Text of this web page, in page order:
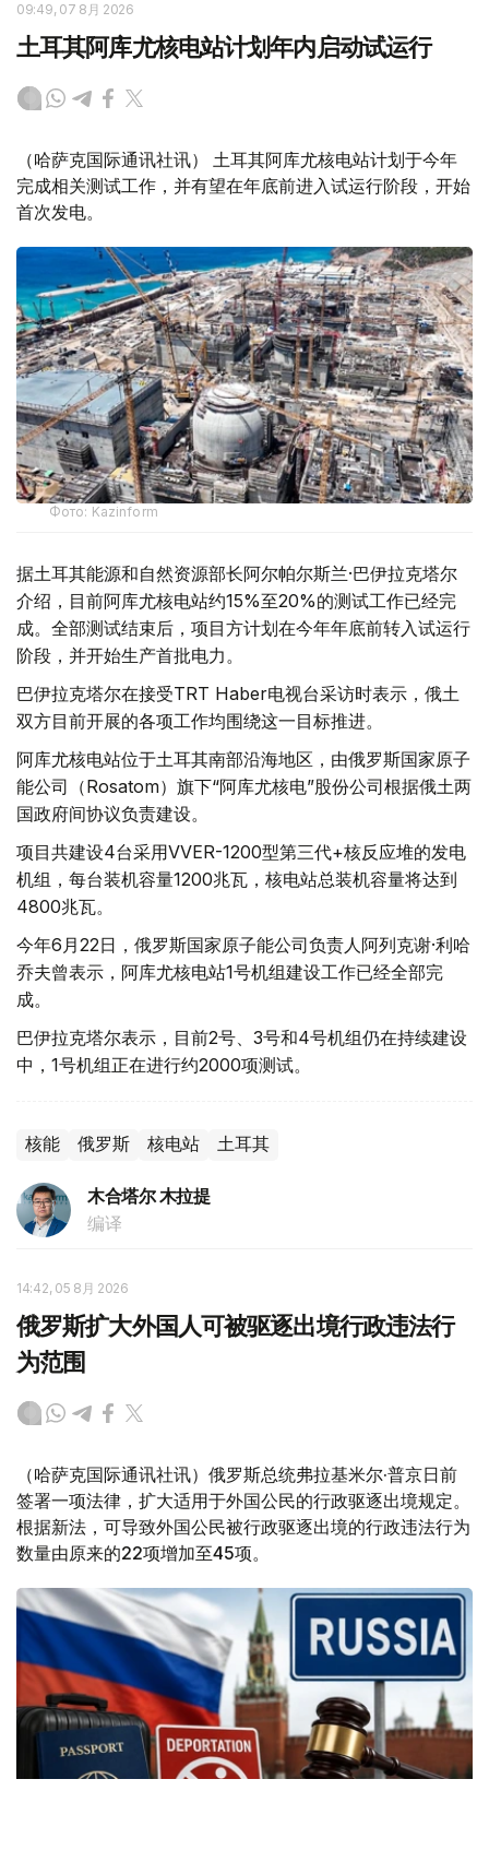
09:49, 07 8月 2026
土耳其阿库尤核电站计划年内启动试运行
（哈萨克国际通讯社讯） 土耳其阿库尤核电站计划于今年
完成相关测试工作，并有望在年底前进入试运行阶段，开始
首次发电。
Фото: Kazinform
据土耳其能源和自然资源部长阿尔帕尔斯兰·巴伊拉克塔尔
介绍，目前阿库尤核电站约15%至20%的测试工作已经完
成。全部测试结束后，项目方计划在今年年底前转入试运行
阶段，并开始生产首批电力。
巴伊拉克塔尔在接受TRT Haber电视台采访时表示，俄土
双方目前开展的各项工作均围绕这一目标推进。
阿库尤核电站位于土耳其南部沿海地区，由俄罗斯国家原子
能公司（Rosatom）旗下“阿库尤核电”股份公司根据俄土两
国政府间协议负责建设。
项目共建设4台采用VVER-1200型第三代+核反应堆的发电
机组，每台装机容量1200兆瓦，核电站总装机容量将达到
4800兆瓦。
今年6月22日，俄罗斯国家原子能公司负责人阿列克谢·利哈
乔夫曾表示，阿库尤核电站1号机组建设工作已经全部完
成。
巴伊拉克塔尔表示，目前2号、3号和4号机组仍在持续建设
中，1号机组正在进行约2000项测试。
核能 俄罗斯 核电站 土耳其
木合塔尔 木拉提
编译
14:42, 05 8月 2026
俄罗斯扩大外国人可被驱逐出境行政违法行
为范围
（哈萨克国际通讯社讯）俄罗斯总统弗拉基米尔·普京日前
签署一项法律，扩大适用于外国公民的行政驱逐出境规定。
根据新法，可导致外国公民被行政驱逐出境的行政违法行为
数量由原来的22项增加至45项。